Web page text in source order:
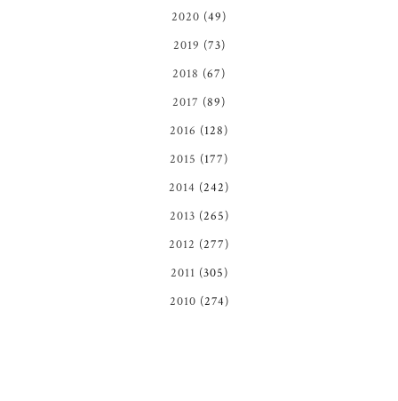
2020 (49)
2019 (73)
2018 (67)
2017 (89)
2016 (128)
2015 (177)
2014 (242)
2013 (265)
2012 (277)
2011 (305)
2010 (274)